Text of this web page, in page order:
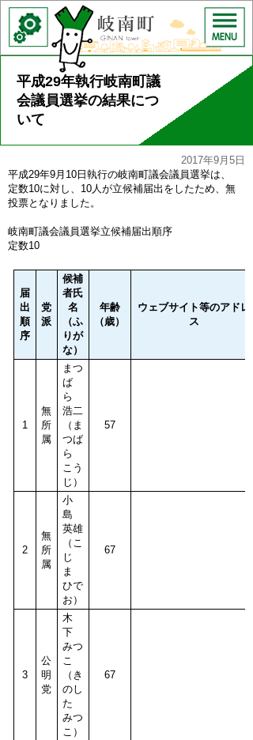
平成29年執行岐南町議
会議員選挙の結果につ
いて
2017年9月5日
平成29年9月10日執行の岐南町議会議員選挙は、
定数10に対し、10人が立候補届出をしたため、無
投票となりました。
岐南町議会議員選挙立候補届出順序
定数10
届
出
順
序
党
派
候補
者氏
名
（ふ
りが
な）
年齢
（歳）
ウェブサイト等のアドレ
ス
1
無
所
属
まつ
ば
ら
浩二
（ま
つば
ら
こう
じ）
57
2
無
所
属
小
島
英雄
（こ
じ
ま
ひで
お）
67
3
公
明
党
木
下
みつ
こ
（き
のし
た
みつ
こ）
67